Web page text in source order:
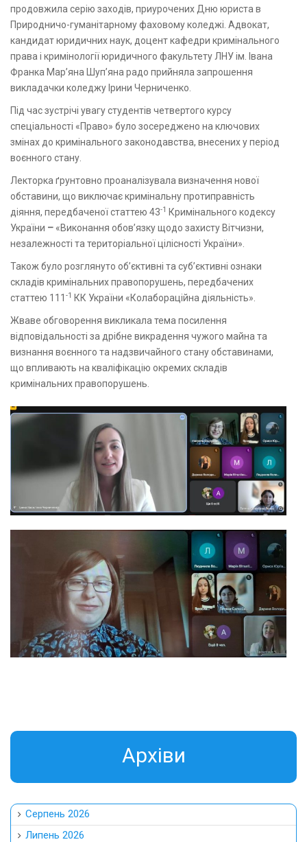
продовжила серію заходів, приурочених Дню юриста в
Природничо-гуманітарному фаховому коледжі. Адвокат,
кандидат юридичних наук, доцент кафедри кримінального
права і кримінології юридичного факультету ЛНУ ім. Івана
Франка Мар’яна Шуп’яна радо прийняла запрошення
викладачки коледжу Ірини Черниченко.
Під час зустрічі увагу студентів четвертого курсу
спеціальності «Право» було зосереджено на ключових
змінах до кримінального законодавства, внесених у період
воєнного стану.
Лекторка ґрунтовно проаналізувала визначення нової
обставини, що виключає кримінальну протиправність
діяння, передбаченої статтею 43-1 Кримінального кодексу
України – «Виконання обов’язку щодо захисту Вітчизни,
незалежності та територіальної цілісності України».
Також було розглянуто об’єктивні та суб’єктивні ознаки
складів кримінальних правопорушень, передбачених
статтею 111 -1 КК України «Колабораційна діяльність».
Жваве обговорення викликала тема посилення
відповідальності за дрібне викрадення чужого майна та
визнання воєнного та надзвичайного стану обставинами,
що впливають на кваліфікацію окремих складів
кримінальних правопорушень.
Aрхіви
Серпень 2026
Липень 2026